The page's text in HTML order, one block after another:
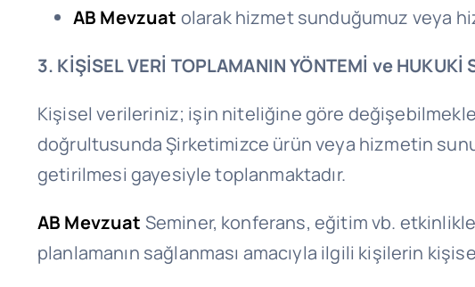
AB Mevzuat olarak hizmet sunduğumuz veya
3. KİŞİSEL VERİ TOPLAMANIN YÖNTEMİ ve HUKUKİ
Kişisel verileriniz; işin niteliğine göre
doğrultusunda Şirketimizce ürün veya hizmetin
getirilmesi gayesiyle toplanmaktadır.
AB Mevzuat Seminer, konferans, eğitim vb.
planlamanın sağlanması amacıyla ilgili kişilerin